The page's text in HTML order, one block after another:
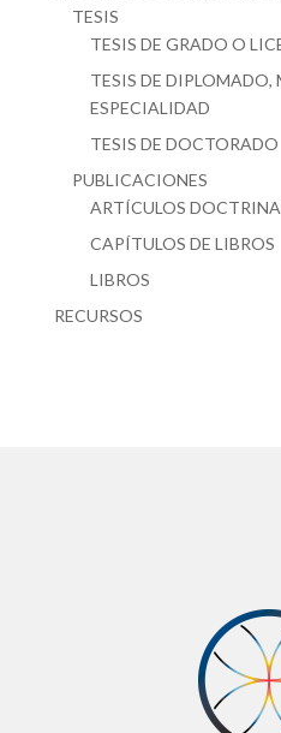
TESIS
TESIS DE GRADO O
TESIS DE DIPLOMADO,
ESPECIALIDAD
TESIS DE DOCTORADO
PUBLICACIONES
ARTÍCULOS
CAPÍTULOS DE LIBROS
LIBROS
RECURSOS